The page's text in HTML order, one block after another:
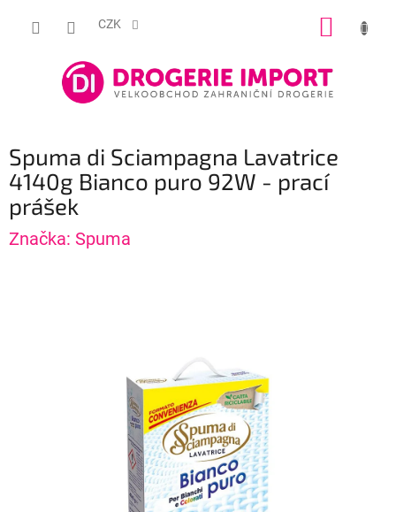
CZK
Spuma di Sciampagna Lavatrice
4140g Bianco puro 92W - prací
prášek
Značka: Spuma